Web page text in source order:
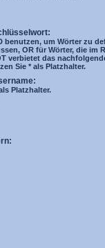
benutzen, um Wörter zu
OR für Wörter, die im
verbietet das
Sie * als Platzhalter.
Platzhalter.